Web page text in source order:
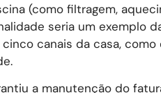
(como filtragem,
seria um exemplo
canais da casa,
a manutenção do